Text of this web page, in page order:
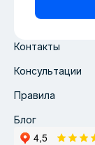
Контакты
Консультации
Правила
Блог